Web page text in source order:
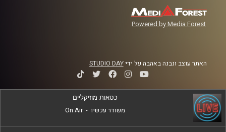
Powered by Media Forest
האתר עוצב ונבנה באהבה על ידיSTUDIO DAY
כסאות מוזיקליים
משודר עכשיו -
On Air